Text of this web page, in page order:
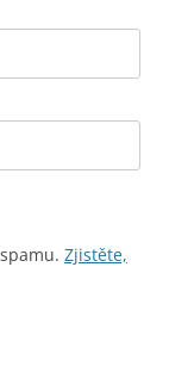
Zjistěte,